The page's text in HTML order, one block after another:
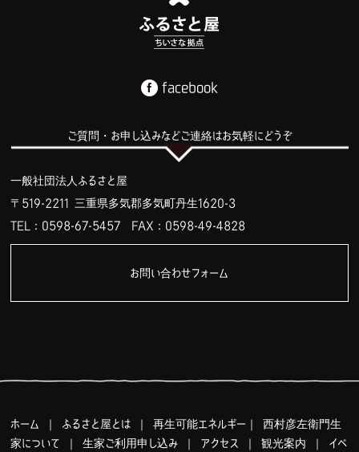
facebook
ご質問・お申し込みなどご連絡はお気軽にどうぞ
一般社団法人ふるさと屋
〒519-2211 三重県多気郡多気町丹生1620-3
TEL：0598-67-5457 FAX：0598-49-4828
お問い合わせフォーム
ホーム ふるさと屋とは ｜再生可能エネルギー ｜西村彦左衛門生
家について
｜生家ご利用申し込み アクセス ｜観光案内 イベ